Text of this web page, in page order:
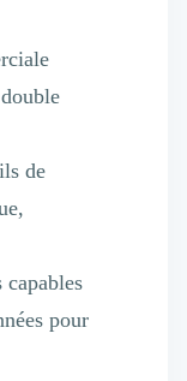
de
capables
pour